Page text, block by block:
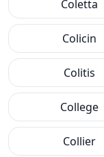
Coletta
Colicin
Colitis
College
Collier